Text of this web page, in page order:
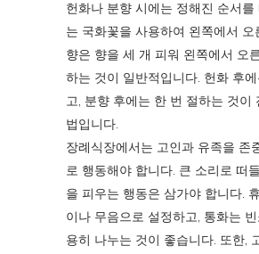
헌화나 분향 시에는 정해진 순서를
는 국화꽃을 사용하여 왼쪽에서 오
향은 향을 세 개 피워 왼쪽에서 오
하는 것이 일반적입니다. 헌화 후
고, 분향 후에는 한 번 절하는 것이
법입니다.
장례식장에서는 고인과 유족을 존
로 행동해야 합니다. 큰 소리로 떠
을 피우는 행동은 삼가야 합니다.
이나 무음으로 설정하고, 통화는
용히 나누는 것이 좋습니다. 또한,